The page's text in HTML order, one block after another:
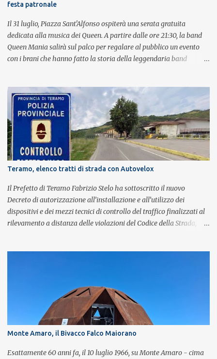
festa patronale
Il 31 luglio, Piazza Sant'Alfonso ospiterà una serata gratuita
dedicata alla musica dei Queen. A partire dalle ore 21:30, la band
Queen Mania salirà sul palco per regalare al pubblico un evento
con i brani che hanno fatto la storia della leggendaria band
con grande successo la passione e l'energia del celebre gruppo. Lo
spettacolo si inserisce nell'ambito dei festeggiamenti in onore di
Sant'Alfonso, il santo patrono della città. La formazione sul palco è
composta da Simone Fortuna alla batteria e voce, Fabrizio
Palermo al basso e voce, Tiziano Giampieri alla chitarra e voce, e
Salvo Vinci alla voce. Salvo Vinci è la voce scelta direttamente da
Brian May e Roger Taylor per il musical We Will Rock You.
Teramo, elenco tratti di strada con Autovelox
Il Prefetto di Teramo Fabrizio Stelo ha sottoscritto il nuovo
Decreto di autorizzazione all’installazione e all’utilizzo dei
dispositivi e dei mezzi tecnici di controllo del traffico finalizzati al
rilevamento a distanza delle violazioni del Codice della Strada,
del C.d.S., in particolare del superamento dei limiti di velocità. Il
provvedimento, spiega il Prefetto, è stato emanato a seguito del
completamento dell’istruttoria da parte della Polizia Stradale di
Teramo, integrando il precedente con i tratti stradali per i quali è
stato dato parere tecnico positivo. Con l’occasione, inoltre, si è
proceduto all’esame delle istanze di rettifica e/o revisione p...
Monte Amaro, il Bivacco Falco Maiorano
Esattamente 60 anni fa, il 10 luglio 1966, su Monte Amaro - cima